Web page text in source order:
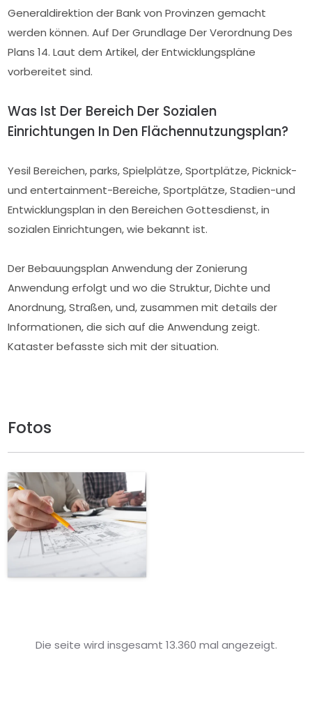
Generaldirektion der Bank von Provinzen gemacht
werden können. Auf Der Grundlage Der Verordnung Des
Plans 14. Laut dem Artikel, der Entwicklungspläne
vorbereitet sind.
Was Ist Der Bereich Der Sozialen
Einrichtungen In Den Flächennutzungsplan?
Yesil Bereichen, parks, Spielplätze, Sportplätze, Picknick-
und entertainment-Bereiche, Sportplätze, Stadien-und
Entwicklungsplan in den Bereichen Gottesdienst, in
sozialen Einrichtungen, wie bekannt ist.
Der Bebauungsplan Anwendung der Zonierung
Anwendung erfolgt und wo die Struktur, Dichte und
Anordnung, Straßen, und, zusammen mit details der
Informationen, die sich auf die Anwendung zeigt.
Kataster befasste sich mit der situation.
Fotos
Die seite wird insgesamt 13.360 mal angezeigt.